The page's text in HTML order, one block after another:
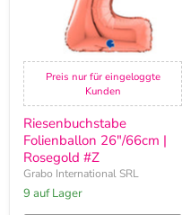
Preis nur für eingeloggte
Kunden
Riesenbuchstabe
Folienballon 26"/66cm |
Rosegold #Z
Grabo International SRL
9 auf Lager